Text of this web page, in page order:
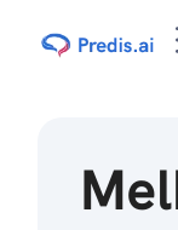
para